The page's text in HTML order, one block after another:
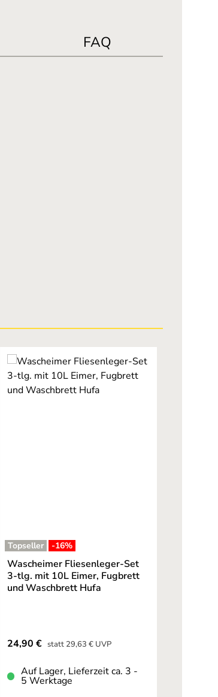
FAQ
von 5 von 5 Sternen
Topseller -16%
Wascheimer Fliesenleger-Set
3-tlg. mit 10L Eimer, Fugbrett
und Waschbrett Hufa
Verkaufspreis:
24,90 € statt Regulärer Preis:
29,63 €UVP
Auf Lager, Lieferzeit ca. 3 -
5 Werktage